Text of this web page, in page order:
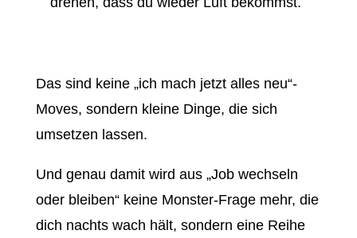
Das sind keine „ich mach jetzt alles neu“-
Moves, sondern kleine Dinge, die sich
umsetzen lassen.
Und genau damit wird aus „Job wechseln
oder bleiben“ keine Monster-Frage mehr, die
dich nachts wach hält, sondern eine Reihe